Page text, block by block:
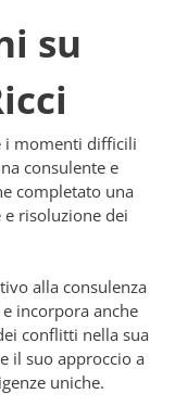
su
i momenti difficili
consulente e
completato una
risoluzione dei
alla consulenza
incorpora anche
conflitti nella sua
il suo approccio a
uniche.